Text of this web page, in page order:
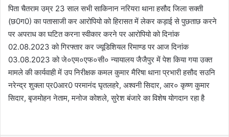
पिता चैतराम उम्र 23 साल सभी साकिनान नरियरा थाना हसौद जिला सक्ती
(छ0ग0) का पतासाजी कर आरोपियो को हिरासत में लेकर कड़ाई से पुछताछ करने
पर अपराध का घटित करना स्वीकार करने पर आरोपियो को दिनांक
02.08.2023 को गिरफ्तार कर ज्यूडिशियल रिमाण्ड पर आज दिनांक
03.08.2023 को जे०एम०एफ०सी० न्यायालय जैजैपुर में पेश किया गया उक्त
मामले की कार्यवाही में उप निरीक्षक कमल कुमार मैरिषा थाना प्रभारी हसौद सउनि
नरेन्द्र शुक्ला प्र0आर0 परमानंद घृतलहरे, अश्वनी सिदार, आर० कृष्ण कुमार
सिदार, बृजमोहन नेताम, मनोज कोशले, सुरेश बंजारे का विशेष योगदान रहा है